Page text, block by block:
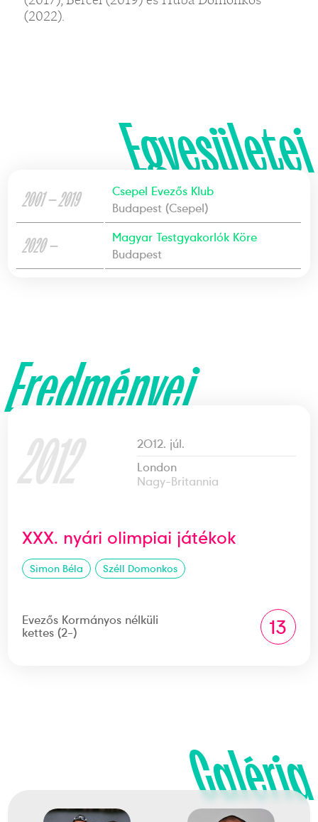
(2022).
Egyesületei
2001 — 2019
Csepel Evezős Klub
Budapest (Csepel)
2020 —
Magyar Testgyakorlók Köre
Budapest
Eredményei
2012
2012. júl.
London
Nagy-Britannia
XXX. nyári olimpiai játékok
Simon Béla Széll Domonkos
Evezős Kormányos nélküli
kettes (2-)
13
Galéria